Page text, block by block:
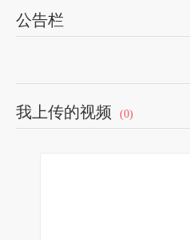
公告栏
我上传的视频 (0)